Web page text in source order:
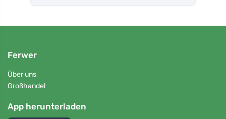
Ferwer
Über uns
Großhandel
App herunterladen